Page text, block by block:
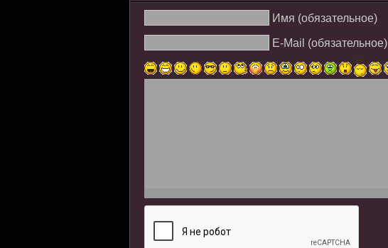
Имя (обязательное)
E-Mail (обязательное)